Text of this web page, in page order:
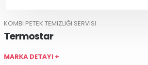
KOMBI PETEK TEMIZLIĞI SERVISI
Termostar
MARKA DETAYI +